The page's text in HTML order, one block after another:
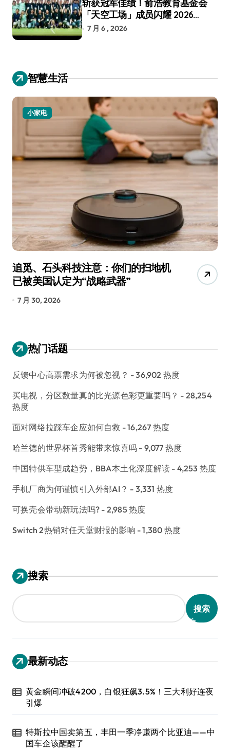
斩获冠军佳绩！俞浩教育基金会
「天空工场」成员闪耀 2026
RoboCup 机器人世界杯
7 月 6 , 2026
智慧生活
小家电
追觅、石头科技注意：你们的扫地机
已被美国认定为“战略武器”
7 月 30, 2026
热门话题
反馈中心高票需求为何被忽视？ - 36,902 热度
买电视，分区数量真的比光源色彩更重要吗？ - 28,254
热度
面对网络拉踩车企应如何自救 - 16,267 热度
哈兰德的世界杯首秀能带来惊喜吗 - 9,077 热度
中国特供车型成趋势，BBA本土化深度解读 - 4,253 热度
手机厂商为何谨慎引入外部AI？ - 3,331 热度
可换壳会带动新玩法吗? - 2,985 热度
Switch 2热销对任天堂财报的影响 - 1,380 热度
搜索
搜索
最新动态
黄金瞬间冲破4200，白银狂飙3.5%！三大利好连夜
引爆
特斯拉中国卖第五，丰田一季净赚两个比亚迪——中
国车企该醒醒了